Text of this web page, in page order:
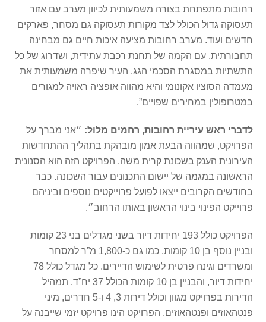
רחובות מתפתחת בצורה משמעותית לכיוון מערב עם אזור
תעסוקה גדול הכולל לצד מקורות תעסוקה גם מסחר, פארקים
חדשים ועוד. מערב רחובות מציעה איכות חיים גם מבחינה
תחבורתית, עם הקמה של תחנת רכבת עתידית, ושדרוג של כל
התשתיות במסגרת הסכמי הגג. העיר שיפרה משמעותית את
מעמדה הסוציו אקונומי והיא מהווה אופציה ראויה למגורים
במטרופולין במחירים שפויים”.
לדברי ראש עיריית רחובות, רחמים מלול: ״אני מברך על
הפרויקט, שמהווה הבעת אמון מובהקת בתהליך ההתחדשות
העירונית הענק בשכונת קרית משה. הפרויקט הזה הוא הסנונית
הראשונה במגמה של יישום התכנונים עבור השכונה. כבר
בחודשים הקרובים ייצאו לפועל פרוייקטים נוספים וביניהם
פרוייקט הפינוי בינוי הראשון באותו הרחוב״.
הפרויקט כולל 193 יחידות דיור בשני מגדלים בני 23 קומות
ובניין נוסף בן 10 קומות, כמו גם כ-1,800 מ”ר למסחר
ומשרדים וגינה פרטית לשימוש הדיירים. כל מגדל כולל 78
יחידות דיור, והבניין בן 10 קומות הכולל 37 יח”ד. תמהיל
הדירות בפרויקט מגוון וכולל דירות 3, 4 ו-5 חדרים, מיני
פנטהאוזים ופנטהאוזים. הפרויקט הינו פרויקט יזמי שייבנה על